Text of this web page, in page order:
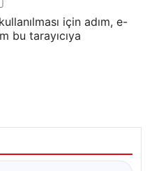
için adım, e-
bu tarayıcıya